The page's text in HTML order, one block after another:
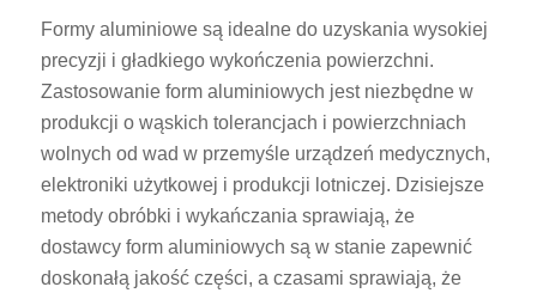
Formy aluminiowe są idealne do uzyskania wysokiej
precyzji i gładkiego wykończenia powierzchni.
Zastosowanie form aluminiowych jest niezbędne w
produkcji o wąskich tolerancjach i powierzchniach
wolnych od wad w przemyśle urządzeń medycznych,
elektroniki użytkowej i produkcji lotniczej. Dzisiejsze
metody obróbki i wykańczania sprawiają, że
dostawcy form aluminiowych są w stanie zapewnić
doskonałą jakość części, a czasami sprawiają, że